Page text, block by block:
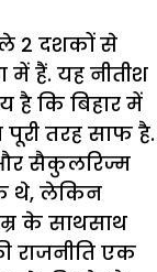
2 दशकों से
में हैं. यह नीतीश
है कि बिहार में
पूरी तरह साफ है.
सैकुलरिज्म
थे, लेकिन
के साथसाथ
राजनीति एक